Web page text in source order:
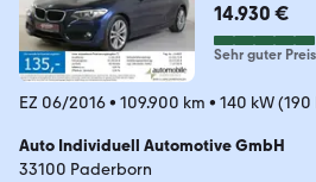
14.930 €
Sehr guter Preis
EZ 06/2016• 109.900 km • 140 kW (190
Auto Individuell Automotive GmbH
33100 Paderborn